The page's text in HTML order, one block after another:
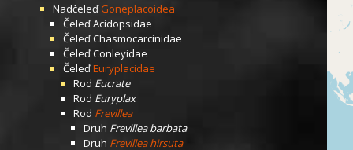
NadčeleďGoneplacoidea
ČeleďAcidopsidae
ČeleďChasmocarcinidae
ČeleďConleyidae
ČeleďEuryplacidae
Rod Eucrate
Rod Euryplax
Rod Frevillea
Druh Frevillea barbata
Druh Frevillea hirsuta